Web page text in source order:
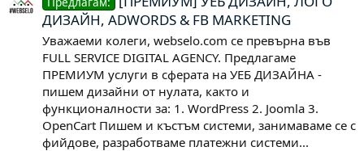
ДИЗАЙН, ADWORDS & FB MARKETING
Уважаеми колеги, webselo.com се превърна във
FULL SERVICE DIGITAL AGENCY. Предлагаме
ПРЕМИУМ услуги в сферата на УЕБ ДИЗАЙНА -
пишем дизайни от нулата, както и
функционалности за: 1. WordPress 2. Joomla 3.
OpenCart Пишем и къстъм системи, занимаваме се с
фийдове, разработваме платежни системи...